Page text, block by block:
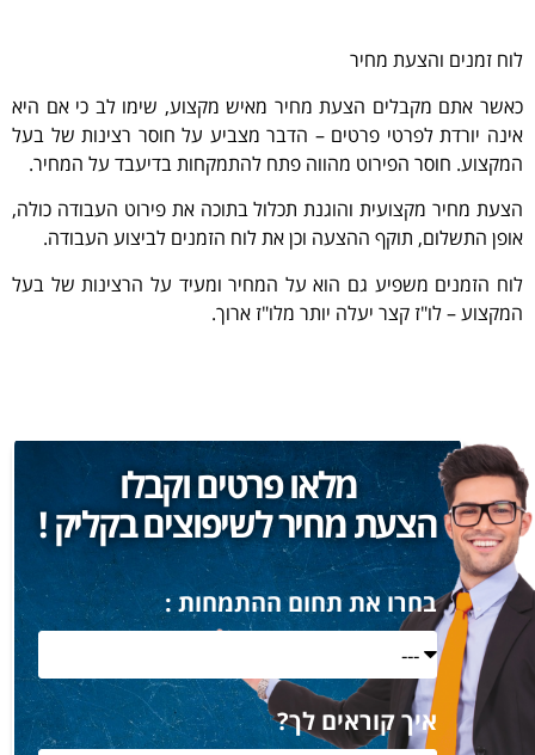
לוח זמנים והצעת מחיר
כאשר אתם מקבלים הצעת מחיר מאיש מקצוע, שימו לב כי אם היא
אינה יורדת לפרטי פרטים – הדבר מצביע על חוסר רצינות של בעל
המקצוע. חוסר הפירוט מהווה פתח להתמקחות בדיעבד על המחיר.
הצעת מחיר מקצועית והוגנת תכלול בתוכה את פירוט העבודה כולה,
אופן התשלום, תוקף ההצעה וכן את לוח הזמנים לביצוע העבודה.
לוח הזמנים משפיע גם הוא על המחיר ומעיד על הרצינות של בעל
המקצוע – לו"ז קצר יעלה יותר מלו"ז ארוך.
מלאו פרטים וקבלו
הצעת מחיר לשיפוצים בקליק !
בחרו את תחום ההתמחות :
איך קוראים לך?